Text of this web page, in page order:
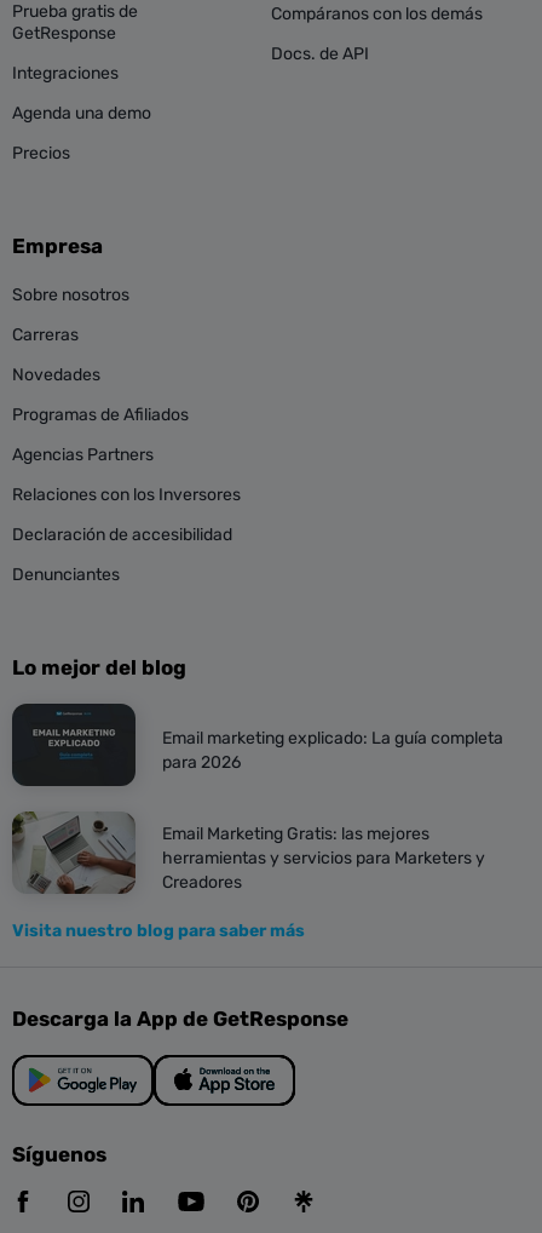
Prueba gratis de
GetResponse
Integraciones
Agenda una demo
Precios
Compáranos con los demás
Docs. de API
Empresa
Sobre nosotros
Carreras
Novedades
Programas de Afiliados
Agencias Partners
Relaciones con los Inversores
Declaración de accesibilidad
Denunciantes
Lo mejor del blog
Email marketing explicado: La guía completa
para 2026
Email Marketing Gratis: las mejores
herramientas y servicios para Marketers y
Creadores
Visita nuestro blog para saber más
Descarga la App de GetResponse
Síguenos